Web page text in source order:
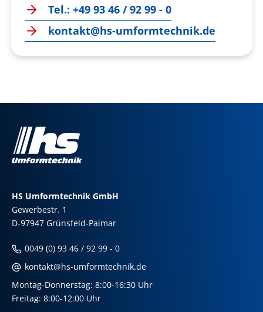
Tel.: +49 93 46 / 92 99 - 0
kontakt@hs-umformtechnik.de
HS Umformtechnik GmbH
Gewerbestr. 1
D-97947 Grünsfeld-Paimar
0049 (0) 93 46 / 92 99 - 0
kontakt@hs-umformtechnik.de
Montag-Donnerstag: 8:00-16:30 Uhr
Freitag: 8:00-12:00 Uhr